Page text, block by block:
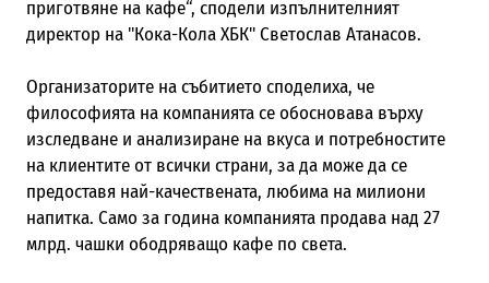
приготвяне на кафе“, сподели изпълнителният
директор на "Кока-Кола ХБК" Светослав Атанасов.
Организаторите на събитието споделиха, че
философията на компанията се обосновава върху
изследване и анализиране на вкуса и потребностите
на клиентите от всички страни, за да може да се
предоставя най-качествената, любима на милиони
напитка. Само за година компанията продава над 27
млрд. чашки ободряващо кафе по света.